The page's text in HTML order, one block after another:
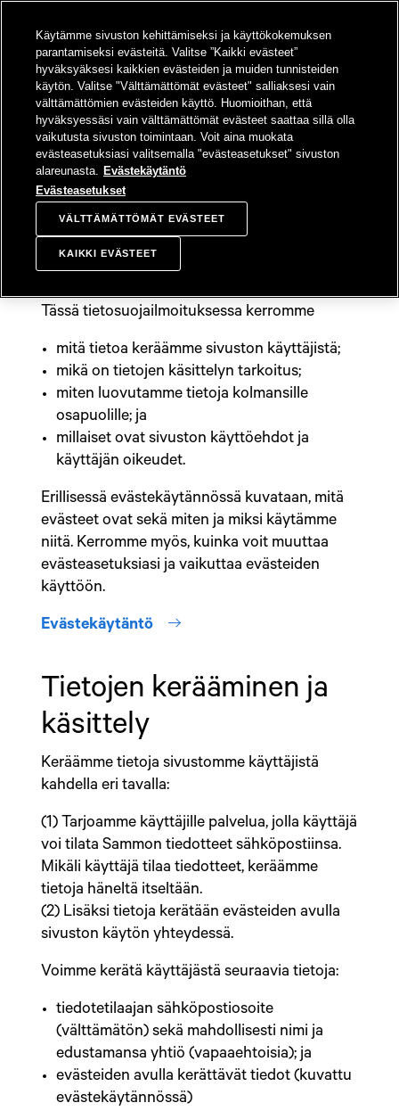
SISÄLTÖÖNAvaa valikko Sampo-
Tietosuojailmoitus
Sampo Oyj ("Sampo") on sitoutunut
yksityisyyttä voimassa olevan lainsäädännön
mukaisesti.
Tässä tietosuojailmoituksessa kerromme
mitä tietoa keräämme sivuston käyttäjistä;
mikä on tietojen käsittelyn tarkoitus;
miten luovutamme tietoja kolmansille
osapuolille; ja
millaiset ovat sivuston käyttöehdot ja
käyttäjän oikeudet.
Erillisessä evästekäytännössä kuvataan, mitä
evästeet ovat sekä miten ja miksi käytämme
niitä. Kerromme myös, kuinka voit muuttaa
evästeasetuksiasi ja vaikuttaa evästeiden
käyttöön.
Evästekäytäntö sisäinen linkki
Tietojen kerääminen ja
käsittely
Keräämme tietoja sivustomme käyttäjistä
kahdella eri tavalla:
(1) Tarjoamme käyttäjille palvelua, jolla käyttäjä
voi tilata Sammon tiedotteet sähköpostiinsa.
Mikäli käyttäjä tilaa tiedotteet, keräämme
tietoja häneltä itseltään.
(2) Lisäksi tietoja kerätään evästeiden avulla
sivuston käytön yhteydessä.
Voimme kerätä käyttäjästä seuraavia tietoja:
tiedotetilaajan sähköpostiosoite
(välttämätön) sekä mahdollisesti nimi ja
edustamansa yhtiö (vapaaehtoisia); ja
evästeiden avulla kerättävät tiedot (kuvattu
evästekäytännössä)
Käytämme sivuston kehittämiseksi ja käyttökokemuksen
parantamiseksi evästeitä. Valitse ”Kaikki evästeet”
hyväksyäksesi kaikkien evästeiden ja muiden tunnisteiden
käytön. Valitse "Välttämättömät evästeet" salliaksesi vain
välttämättömien evästeiden käyttö. Huomioithan, että
hyväksyessäsi vain välttämättömät evästeet saattaa sillä olla
vaikutusta sivuston toimintaan. Voit aina muokata
evästeasetuksiasi valitsemalla "evästeasetukset" sivuston
alareunasta. Evästekäytäntö
Evästeasetukset
VÄLTTÄMÄTTÖMÄT EVÄSTEET
KAIKKI EVÄSTEET